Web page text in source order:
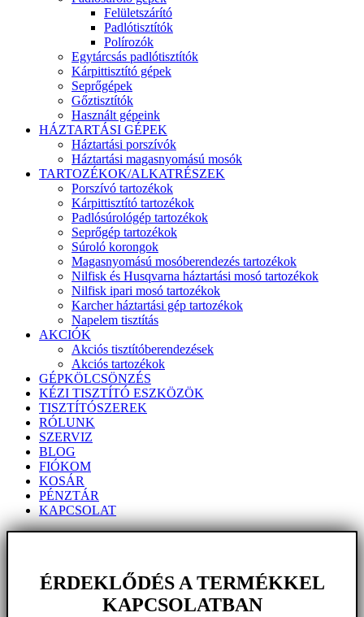
Felületszárító
Padlótisztítók
Polírozók
Egytárcsás padlótisztítók
Kárpittisztító gépek
Seprőgépek
Gőztisztítók
Használt gépeink
HÁZTARTÁSI GÉPEK
Háztartási porszívók
Háztartási magasnyomású mosók
TARTOZÉKOK/ALKATRÉSZEK
Porszívó tartozékok
Kárpittisztító tartozékok
Padlósúrológép tartozékok
Seprőgép tartozékok
Súroló korongok
Magasnyomású mosóberendezés tartozékok
Nilfisk és Husqvarna háztartási mosó tartozékok
Nilfisk ipari mosó tartozékok
Karcher háztartási gép tartozékok
Napelem tisztítás
AKCIÓK
Akciós tisztítóberendezések
Akciós tartozékok
GÉPKÖLCSÖNZÉS
KÉZI TISZTÍTÓ ESZKÖZÖK
TISZTÍTÓSZEREK
RÓLUNK
SZERVIZ
BLOG
FIÓKOM
KOSÁR
PÉNZTÁR
KAPCSOLAT
ÉRDEKLŐDÉS A TERMÉKKEL
KAPCSOLATBAN